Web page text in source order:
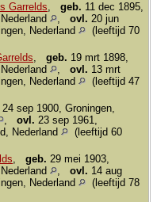
Garrelds, geb. 11 dec 1895,
, ovl. 20 jun
Nederland
(leeftijd 70
, geb. 19 mrt 1898,
, ovl. 13 mrt
Nederland
(leeftijd 47
24 sep 1900, Groningen,
, ovl. 23 sep 1961,
Nederland
(leeftijd 60
, geb. 29 mei 1903,
, ovl. 14 aug
Nederland
(leeftijd 78